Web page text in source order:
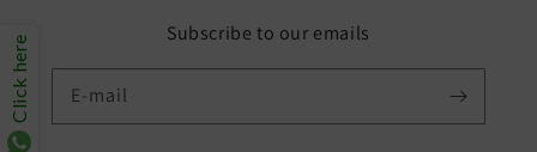
Subscribe to our emails
E-mail
Click here